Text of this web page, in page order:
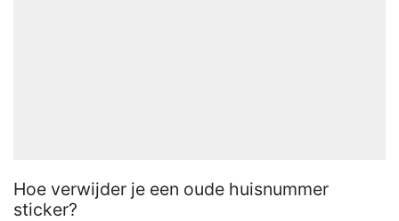
Hoe verwijder je een oude huisnummer
sticker?